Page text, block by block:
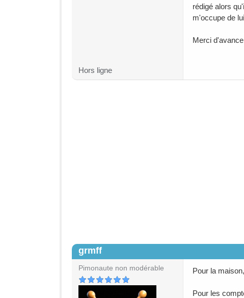
rédigé alors
m'occupe de
Merci
Hors ligne
grmff
Pimonaute non modérable Pour la
Pour les